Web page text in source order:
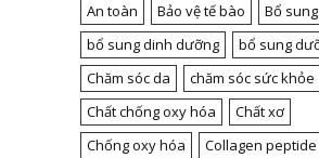
An toàn Bảo vệ tế bào
Bổ
bổ sung dinh dưỡng
bổ sung
Chăm sóc da
chăm sóc sức khỏe
Chất chống oxy hóa
Chất xơ
Chống oxy hóa
Collagen peptide